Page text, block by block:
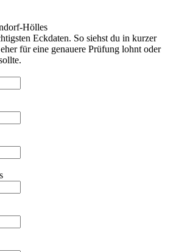
Hölles
Eckdaten. So siehst du in kurzer
für eine genauere Prüfung lohnt oder